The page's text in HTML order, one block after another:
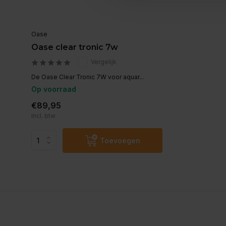
Oase
Oase clear tronic 7w
Vergelijk
De Oase Clear Tronic 7W voor aquar...
Op voorraad
€89,95
Incl. btw
Toevoegen